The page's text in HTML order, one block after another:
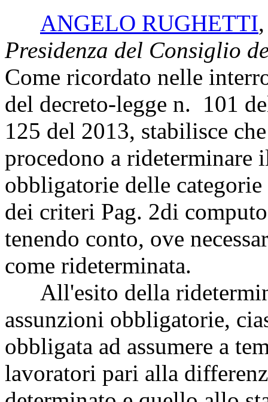
ANGELO RUGHETTI
Presidenza del Consiglio
Come ricordato nelle
del decreto-legge n. 101
125 del 2013, stabilisce
procedono a rideterminare
obbligatorie delle
dei criteri Pag. 2di
tenendo conto, ove
come rideterminata.
All'esito della
assunzioni obbligatorie,
obbligata ad assumere a
lavoratori pari alla